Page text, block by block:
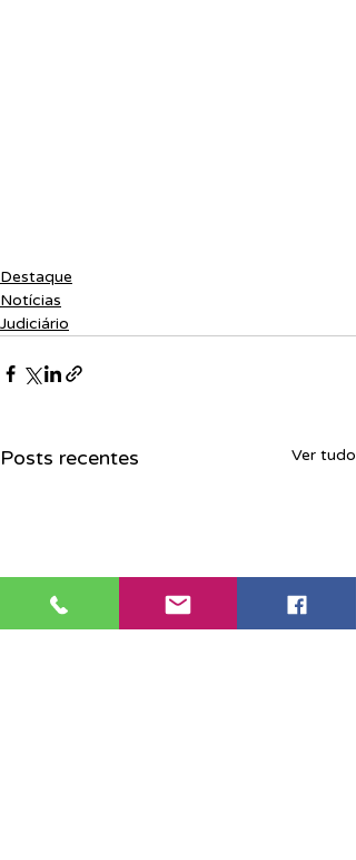
Destaque
Notícias
Judiciário
Posts recentes Ver tudo